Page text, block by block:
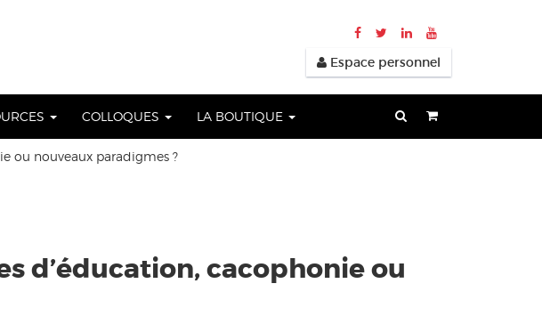
Espace personnel
COLLOQUES LA BOUTIQUE
ou nouveaux paradigmes ?
d’éducation, cacophonie ou